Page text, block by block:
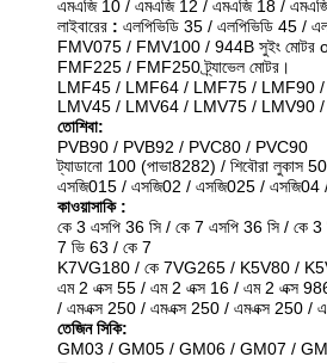
এমএজি 10 / এমএজি 12 / এমএজি 18 /
লাইবারের : এলপিভিডি 35 / এলপিভিডি 45 /
FMV075 / FMV100 / 944B সুইং মোটর
FMF225 / FMF250 ট্র্যাভেল মোটর।
LMF45 / LMF64 / LMF75 / LMF90
LMV45 / LMV64 / LMV75 / LMV90
তোশিবা:
PVB90 / PVB92 / PVC80 / PVC90
ট্যাডানো 100 (পাভা8282) / শিবৌরা লুকাস
এসজি015 / এসজি02 / এসজি025 /
কাওয়াসাকি :
কে 3 এসপি 36 সি / কে 7 এসপি 36 সি /
7 ভি 63 / কে 7
K7VG180 / কে 7VG265 / K5V80 /
এম 2 এক্স 55 / এম 2 এক্স 16 / এম 2 এক্স
/ এমএক্স 250 / এমএক্স 250 / এমএক্স 250 /
তেজিন সিকি:
GM03 / GM05 / GM06 / GM07 /